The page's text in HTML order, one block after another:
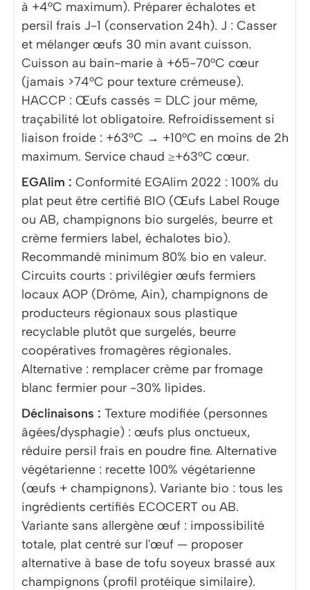
à +4°C maximum). Préparer échalotes et
persil frais J-1 (conservation 24h). J : Casser
et mélanger œufs 30 min avant cuisson.
Cuisson au bain-marie à +65-70°C cœur
(jamais >74°C pour texture crémeuse).
HACCP : Œufs cassés = DLC jour même,
traçabilité lot obligatoire. Refroidissement si
liaison froide : +63°C → +10°C en moins de 2h
maximum. Service chaud ≥+63°C cœur.
EGAlim : Conformité EGAlim 2022 : 100% du
plat peut être certifié BIO (Œufs Label Rouge
ou AB, champignons bio surgelés, beurre et
crème fermiers label, échalotes bio).
Recommandé minimum 80% bio en valeur.
Circuits courts : privilégier œufs fermiers
locaux AOP (Drôme, Ain), champignons de
producteurs régionaux sous plastique
recyclable plutôt que surgelés, beurre
coopératives fromagères régionales.
Alternative : remplacer crème par fromage
blanc fermier pour -30% lipides.
Déclinaisons : Texture modifiée (personnes
âgées/dysphagie) : œufs plus onctueux,
réduire persil frais en poudre fine. Alternative
végétarienne : recette 100% végétarienne
(œufs + champignons). Variante bio : tous les
ingrédients certifiés ECOCERT ou AB.
Variante sans allergène œuf : impossibilité
totale, plat centré sur l'œuf — proposer
alternative à base de tofu soyeux brassé aux
champignons (profil protéique similaire).